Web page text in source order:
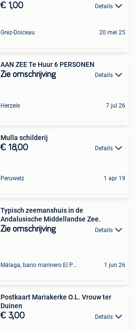
€ 1,00 Details
Grez-Doiceau 20 mei 25
AAN ZEE Te Huur 6 PERSONEN
Zie omschrijving Details
Herzele 7 jul 26
Mulla schilderij
€ 18,00 Details
Peruwelz 1 apr 19
Typisch zeemanshuis in de
Andalusische Middellandse Zee.
Zie omschrijving Details
Málaga, bario marinero El Palo 1 jun 26
Postkaart Mariakerke O.L. Vrouw ter
Duinen
€ 3,00 Details